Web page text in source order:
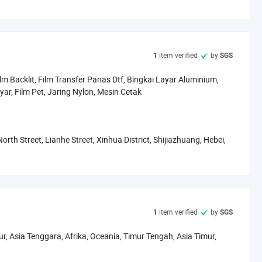
secara luas dalam hal filtrasi, pemisahan dan
Penyaringan susu dan penyaringan jus lain dalam industri
pelanggan sebagai motivasi. Bertahan dengan kualitas,
dari 100 negara dan area dan mendapatkan lebih dari 300
1 item verified by SGS
Backlit, Film Transfer Panas Dtf, Bingkai Layar Aluminium,
Film Pet, Jaring Nylon, Mesin Cetak
Street, Lianhe Street, Xinhua District, Shijiazhuang, Hebei,
1 item verified by SGS
Asia Tenggara, Afrika, Oceania, Timur Tengah, Asia Timur,